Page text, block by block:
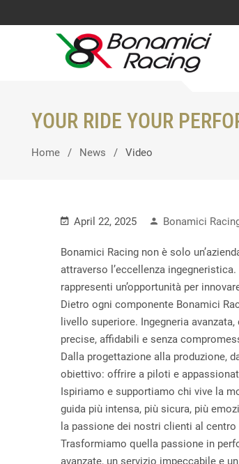
YOUR RIDE YOUR
Home News Video
April 22, 2025 Bonamici
Bonamici Racing non è solo
attraverso l’eccellenza
rappresenti un’opportunità per
Dietro ogni componente Bonamici
livello superiore. Ingegneria
precise, affidabili e senza
Dalla progettazione alla produzione,
obiettivo: offrire a piloti e
Ispiriamo e supportiamo chi vive la
guida più intensa, più sicura, più
la passione dei nostri clienti al
Trasformiamo quella passione in
avanzate, un servizio impeccabile e